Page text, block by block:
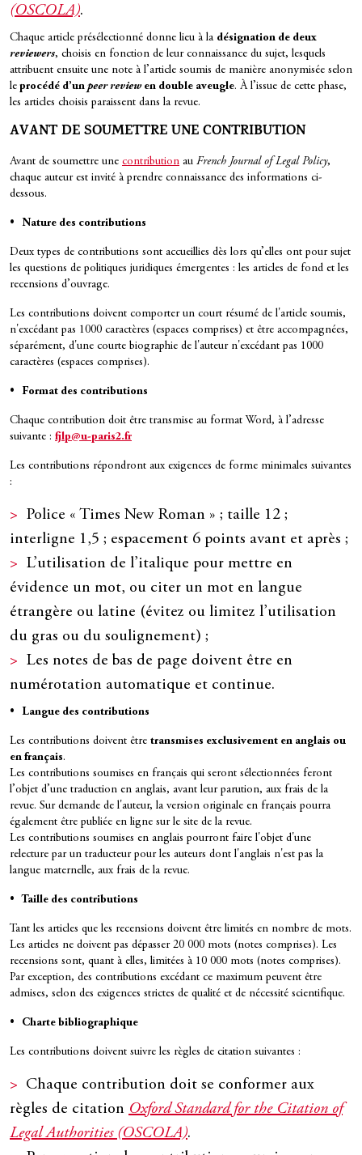
(OSCOLA).
Chaque article présélectionné donne lieu à la désignation de deux
reviewers, choisis en fonction de leur connaissance du sujet, lesquels
attribuent ensuite une note à l’article soumis de manière anonymisée selon
le procédé d’un peer reviewen double aveugle. À l’issue de cette phase,
les articles choisis paraissent dans la revue.
AVANT DE SOUMETTRE UNE CONTRIBUTION
Avant de soumettre une contribution au French Journal of Legal Policy,
chaque auteur est invité à prendre connaissance des informations ci-
dessous.
• Nature des contributions
Deux types de contributions sont accueillies dès lors qu’elles ont pour sujet
les questions de politiques juridiques émergentes : les articles de fond et les
recensions d’ouvrage.
Les contributions doivent comporter un court résumé de l'article soumis,
n'excédant pas 1000 caractères (espaces comprises) et être accompagnées,
séparément, d'une courte biographie de l'auteur n'excédant pas 1000
caractères (espaces comprises).
• Format des contributions
Chaque contribution doit être transmise au format Word, à l’adresse
suivante : fjlp@u-paris2.fr
Les contributions répondront aux exigences de forme minimales suivantes
:
Police « Times New Roman » ; taille 12 ;
interligne 1,5 ; espacement 6 points avant et après ;
L’utilisation de l’italique pour mettre en
évidence un mot, ou citer un mot en langue
étrangère ou latine (évitez ou limitez l’utilisation
du gras ou du soulignement) ;
Les notes de bas de page doivent être en
numérotation automatique et continue.
• Langue des contributions
Les contributions doivent être transmises exclusivement en anglais ou
en français.
Les contributions soumises en français qui seront sélectionnées feront
l’objet d’une traduction en anglais, avant leur parution, aux frais de la
revue. Sur demande de l'auteur, la version originale en français pourra
également être publiée en ligne sur le site de la revue.
Les contributions soumises en anglais pourront faire l'objet d'une
relecture par un traducteur pour les auteurs dont l'anglais n'est pas la
langue maternelle, aux frais de la revue.
• Taille des contributions
Tant les articles que les recensions doivent être limités en nombre de mots.
Les articles ne doivent pas dépasser 20 000 mots (notes comprises). Les
recensions sont, quant à elles, limitées à 10 000 mots (notes comprises).
Par exception, des contributions excédant ce maximum peuvent être
admises, selon des exigences strictes de qualité et de nécessité scientifique.
• Charte bibliographique
Les contributions doivent suivre les règles de citation suivantes :
Chaque contribution doit se conformer aux
règles de citation Oxford Standard for the Citation of
Legal Authorities (OSCOLA).